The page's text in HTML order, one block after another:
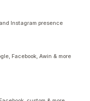
Instagram presence
Facebook, Awin & more